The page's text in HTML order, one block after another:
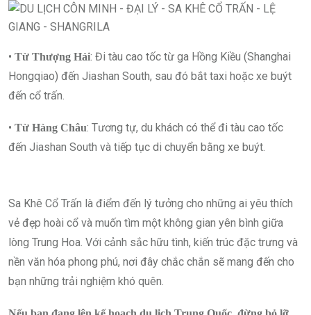
• Từ Thượng Hải: Đi tàu cao tốc từ ga Hồng Kiều (Shanghai
Hongqiao) đến Jiashan South, sau đó bắt taxi hoặc xe buýt
đến cổ trấn.
• Từ Hàng Châu: Tương tự, du khách có thể đi tàu cao tốc
đến Jiashan South và tiếp tục di chuyển bằng xe buýt.
Sa Khê Cổ Trấn là điểm đến lý tưởng cho những ai yêu thích
vẻ đẹp hoài cổ và muốn tìm một không gian yên bình giữa
lòng Trung Hoa. Với cảnh sắc hữu tình, kiến trúc đặc trưng và
nền văn hóa phong phú, nơi đây chắc chắn sẽ mang đến cho
bạn những trải nghiệm khó quên.